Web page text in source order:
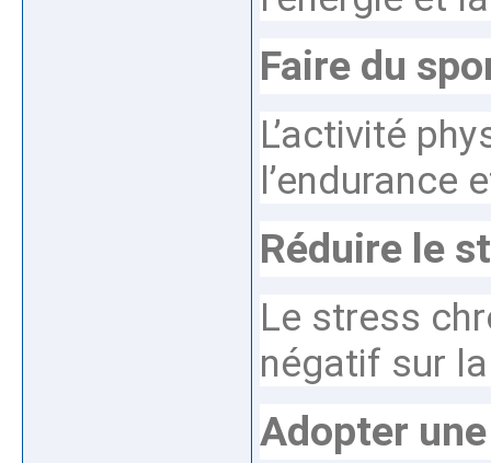
Faire du
L’activité
l’endurance
Réduire le
Le stress
négatif sur
Adopter